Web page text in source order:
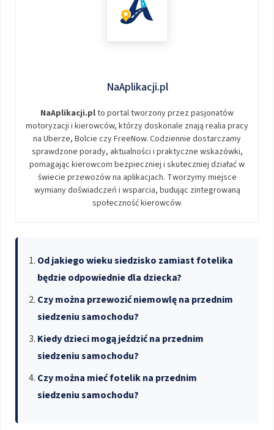
NaAplikacji.pl
NaAplikacji.plto portal tworzony przez pasjonatów
motoryzacji i kierowców, którzy doskonale znają realia pracy
na Uberze, Bolcie czy FreeNow. Codziennie dostarczamy
sprawdzone porady, aktualności i praktyczne wskazówki,
pomagając kierowcom bezpieczniej i skuteczniej działać w
świecie przewozów na aplikacjach. Tworzymy miejsce
wymiany doświadczeń i wsparcia, budując zintegrowaną
społeczność kierowców.
Od jakiego wieku siedzisko zamiast fotelika
będzie odpowiednie dla dziecka?
Czy można przewozić niemowlę na przednim
siedzeniu samochodu?
Kiedy dzieci mogą jeździć na przednim
siedzeniu samochodu?
Czy można mieć fotelik na przednim
siedzeniu samochodu?